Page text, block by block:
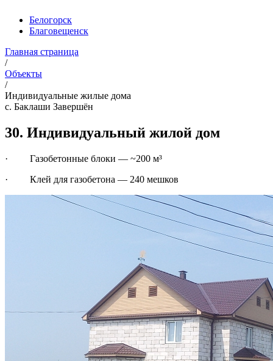
Белогорск
Благовещенск
Главная страница
/
Объекты
/
Индивидуальные жилые дома
с. Баклаши Завершён
30. Индивидуальный жилой дом
· Газобетонные блоки — ~200 м³
· Клей для газобетона — 240 мешков